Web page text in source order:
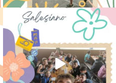
viviendo la alegría en el campamento
...